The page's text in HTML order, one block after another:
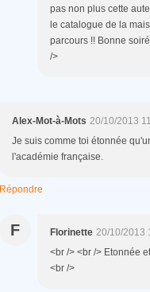
pas non plus cette
le catalogue de la
parcours !! Bonne
/>
Alex-Mot-à-Mots 20/10/2013
Je suis comme toi étonnée
l'académie française.
Répondre
F Florinette 20/10/2013
<br /> <br /> Etonnée
<br />